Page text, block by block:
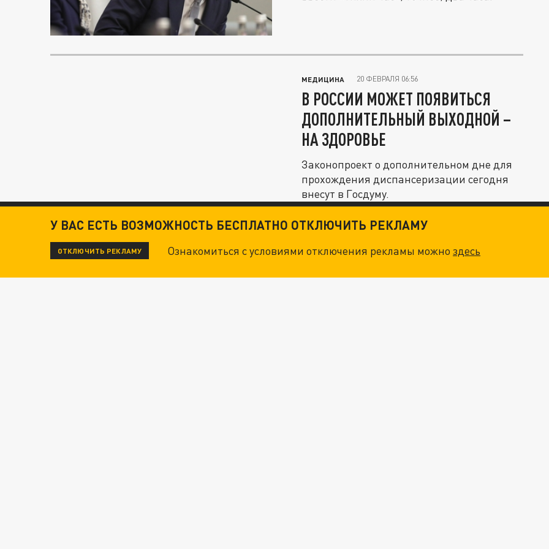
МЕДИЦИНА 20 ФЕВРАЛЯ 06:56
В РОССИИ МОЖЕТ ПОЯВИТЬСЯ
ДОПОЛНИТЕЛЬНЫЙ ВЫХОДНОЙ –
НА ЗДОРОВЬЕ
Законопроект о дополнительном дне для
прохождения диспансеризации сегодня
внесут в Госдуму.
У ВАС ЕСТЬ ВОЗМОЖНОСТЬ БЕСПЛАТНО ОТКЛЮЧИТЬ РЕКЛАМУ
ОТКЛЮЧИТЬ РЕКЛАМУ Ознакомиться с условиями отключения рекламы можноздесь